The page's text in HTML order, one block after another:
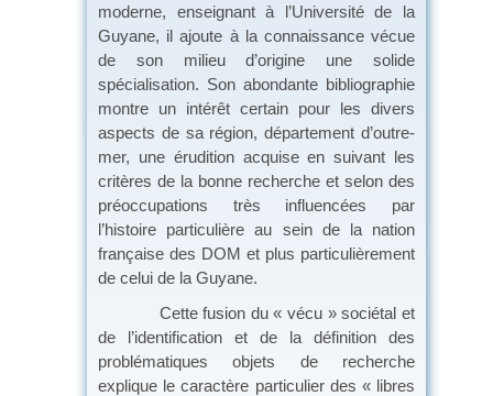
moderne, enseignant à l’Université de la
Guyane, il ajoute à la connaissance vécue
de son milieu d’origine une solide
spécialisation. Son abondante bibliographie
montre un intérêt certain pour les divers
aspects de sa région, département d’outre-
mer, une érudition acquise en suivant les
critères de la bonne recherche et selon des
préoccupations très influencées par
l’histoire particulière au sein de la nation
française des DOM et plus particulièrement
de celui de la Guyane.
Cette fusion du « vécu » sociétal et
de l’identification et de la définition des
problématiques objets de recherche
explique le caractère particulier des « libres